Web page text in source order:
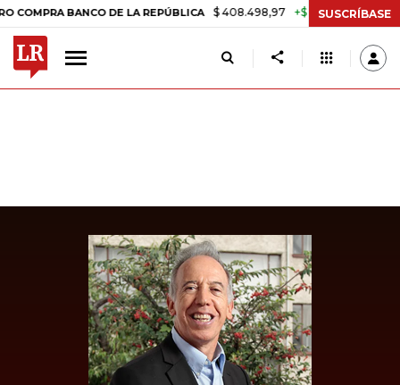
BANCO DE LA REPÚBLICA $ 408.498,97 +$ 8.753,81 +2,19%
SUSCRÍBASE